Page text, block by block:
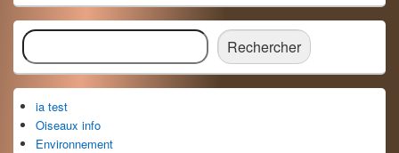
Zone
principale
de
widget
pour
la
barre
latérale
Rechercher Rechercher
ia test
Oiseaux info
Environnement